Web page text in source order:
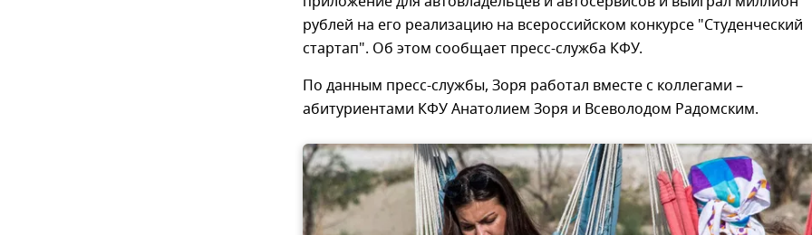
рублей на его реализацию на всероссийском конкурсе "Студенческий
стартап". Об этом сообщает пресс-служба КФУ.
По данным пресс-службы, Зоря работал вместе с коллегами –
абитуриентами КФУ Анатолием Зоря и Всеволодом Радомским.